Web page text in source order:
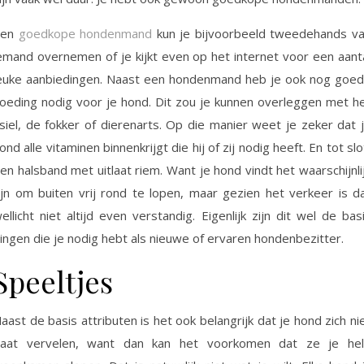
goedkope hondenmand kun je bijvoorbeeld tweedehands
overnemen of je kijkt even op het internet voor een
aanbiedingen. Naast een hondenmand heb je ook nog
nodig voor je hond. Dit zou je kunnen overleggen met
de fokker of dierenarts. Op die manier weet je zeker dat
alle vitaminen binnenkrijgt die hij of zij nodig heeft. En tot
halsband met uitlaat riem. Want je hond vindt het
om buiten vrij rond te lopen, maar gezien het verkeer is
niet altijd even verstandig. Eigenlijk zijn dit wel de
die je nodig hebt als nieuwe of ervaren hondenbezitter.
de basis attributen is het ook belangrijk dat je hond zich
vervelen, want dan kan het voorkomen dat ze je